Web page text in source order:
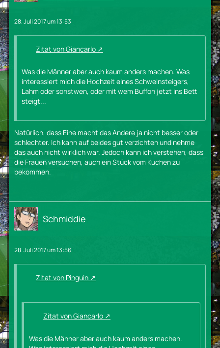
28. Juli 2017 um 13:53
Zitat von Giancarlo
Was die Männer aber auch kaum anders machen. Was
interessiert mich die Hochzeit eines Schweinsteigers,
Lahm oder sonstwen, oder mit wem Buffon jetzt ins Bett
steigt...
Natürlich, dass Eine macht das Andere ja nicht besser oder
schlechter. Ich kann auf beides gut verzichten und nehme
das auch nicht wirklich war. Jedoch kann ich verstehen, dass
die Frauen versuchen, auch ein Stück vom Kuchen zu
bekommen.
Schmiddie
28. Juli 2017 um 13:56
Zitat von Pinguin
Zitat von Giancarlo
Was die Männer aber auch kaum anders machen.